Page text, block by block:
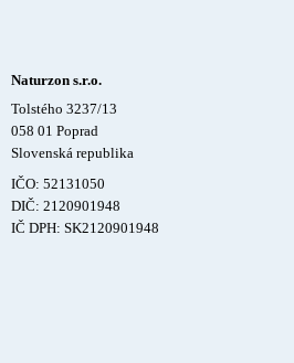
Naturzon s.r.o.
Tolstého 3237/13
058 01 Poprad
Slovenská republika
IČO: 52131050
DIČ: 2120901948
IČ DPH: SK2120901948